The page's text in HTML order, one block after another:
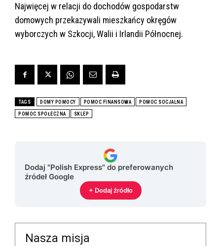
Najwięcej w relacji do dochodów gospodarstw
domowych przekazywali mieszkańcy okręgów
wyborczych w Szkocji, Walii i Irlandii Północnej.
TAGS DOMY POMOCY POMOC FINANSOWA POMOC SOCJALNA
POMOC SPOŁECZNA SKLEP
Dodaj "Polish Express" do preferowanych
źródeł Google
+ Dodaj źródło
Nasza misja